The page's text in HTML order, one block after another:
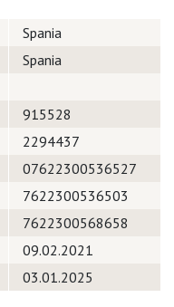
Spania
Spania
915528
2294437
07622300536527
7622300536503
7622300568658
09.02.2021
03.01.2025